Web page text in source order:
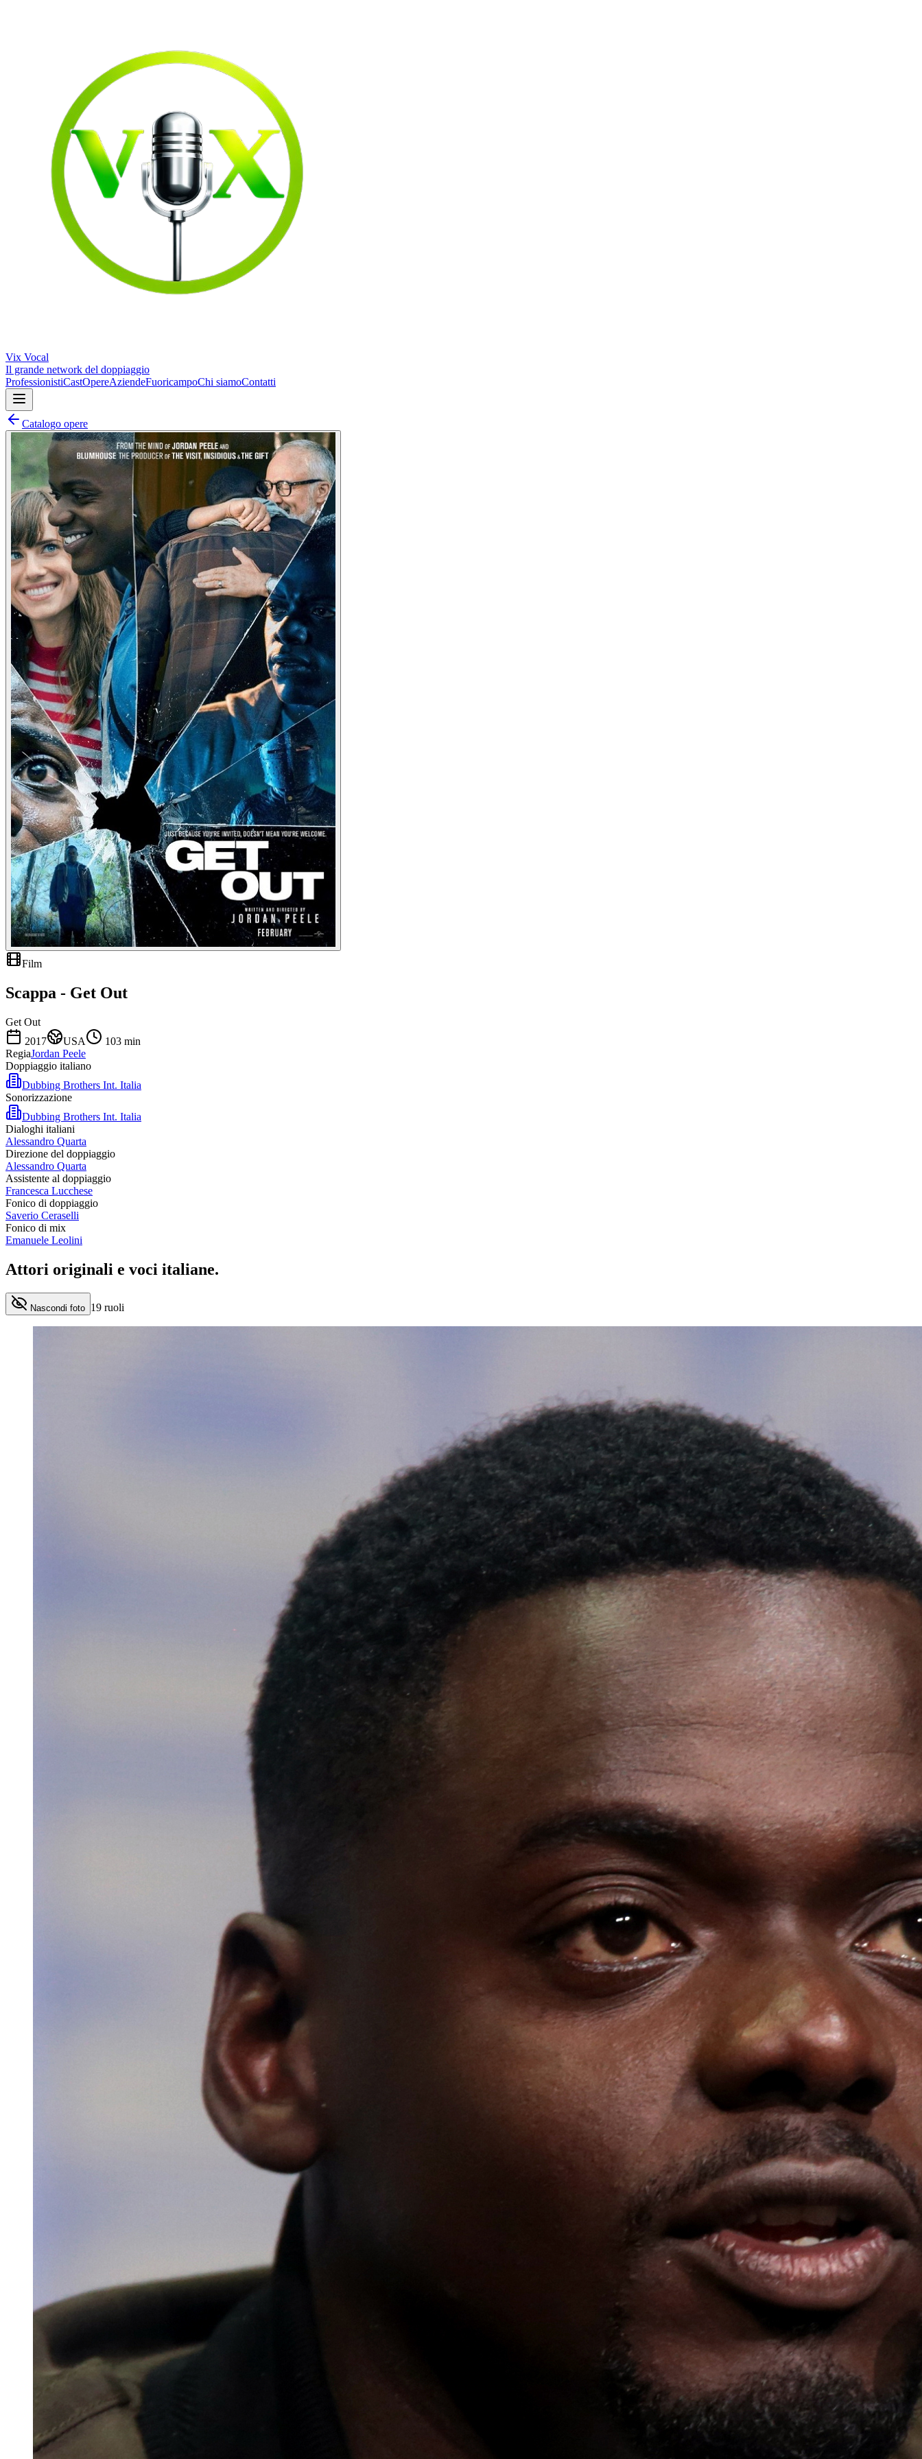
Vix Vocal
Il grande network del doppiaggio
ProfessionistiCastOpereAziendeFuoricampoChi siamoContatti
Catalogo opere
Film
Scappa - Get Out
Get Out
2017
USA 103 min
RegiaJordan Peele
Doppiaggio italiano
Dubbing Brothers Int. Italia
Sonorizzazione
Dubbing Brothers Int. Italia
Dialoghi italiani
Alessandro Quarta
Direzione del doppiaggio
Alessandro Quarta
Assistente al doppiaggio
Francesca Lucchese
Fonico di doppiaggio
Saverio Ceraselli
Fonico di mix
Emanuele Leolini
Attori originali e voci italiane.
Nascondi foto 19 ruoli